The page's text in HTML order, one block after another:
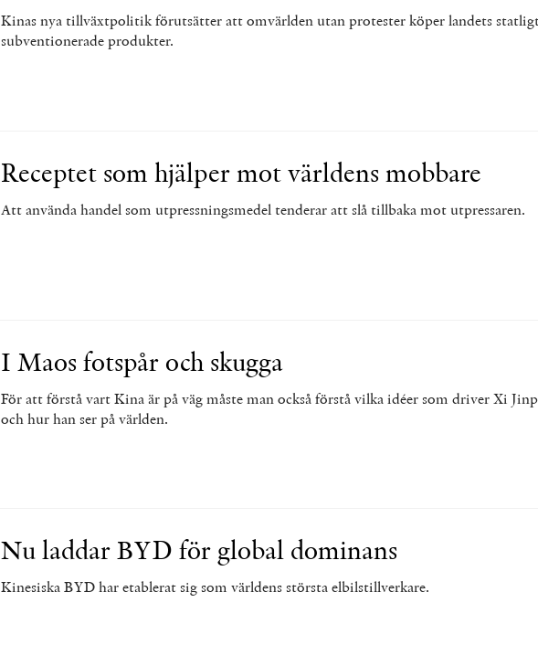
Kinas nya tillväxtpolitik förutsätter att omvärlden utan protester köper landets
subventionerade produkter.
Receptet som hjälper mot världens mobbare
Att använda handel som utpressningsmedel tenderar att slå tillbaka mot utpressaren.
I Maos fotspår och skugga
För att förstå vart Kina är på väg måste man också förstå vilka idéer som driver Xi
och hur han ser på världen.
Nu laddar BYD för global dominans
Kinesiska BYD har etablerat sig som världens största elbilstillverkare.